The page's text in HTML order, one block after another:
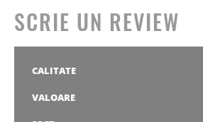
SCRIE UN REVIEW
CALITATE
stea
stele
stele
stele
stele
VALOARE